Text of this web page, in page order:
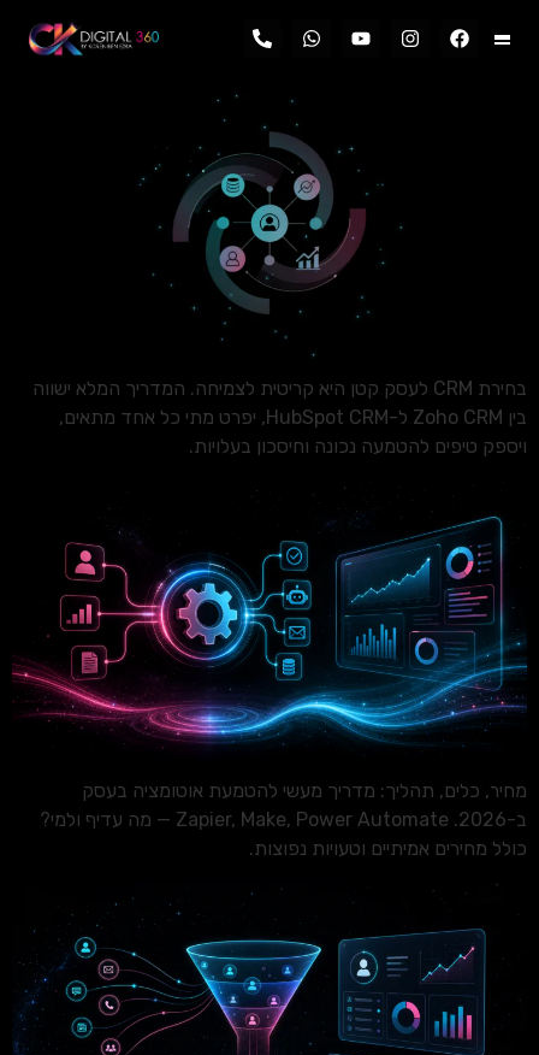
בחירת CRM לעסק קטן היא קריטית לצמיחה. המדריך המלא ישווה
בין Zoho CRM ל-HubSpot CRM, יפרט מתי כל אחד מתאים,
ויספק טיפים להטמעה נכונה וחיסכון בעלויות.
מחיר, כלים, תהליך: מדריך מעשי להטמעת אוטומציה בעסק
ב-2026. Zapier, Make, Power Automate — מה עדיף ולמי?
כולל מחירים אמיתיים וטעויות נפוצות.